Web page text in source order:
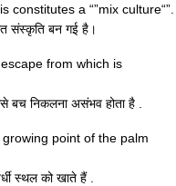
constitutes a “”mix culture“”.
संस्कृति बन गई है।
from which is
बच निकलना असंभव होता है .
point of the palm
स्थल को खाते हैं .